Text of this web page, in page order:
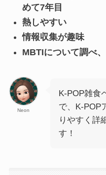
めて7年目
熱しやすい
情報収集が趣味
MBTIについて調べ
Neon
K-POP雑食
で、K-POP
りやすく詳
す！